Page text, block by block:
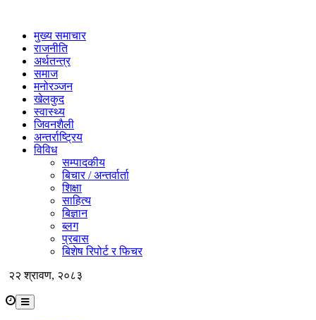
मुख्य समाचार
राजनीति
अर्थतन्त्र
समाज
मनोरञ्जन
खेलकुद
स्वास्थ्य
जिवनशैली
अन्तर्राष्ट्रिय
विविध
सम्पादकीय
बिचार / अन्तर्वार्ता
शिक्षा
साहित्य
बिज्ञान
ब्लग
प्रबास
बिशेष रिपोर्ट र फिचर
२२ श्रावण, २०८३